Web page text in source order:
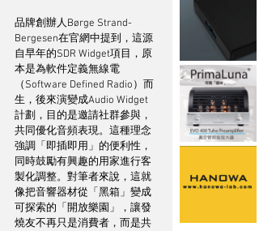
品牌創辦人Børge Strand-
Bergesen在官網中提到，這源
自早年的SDR Widget項目，原
本是為軟件定義無線電
（Software Defined Radio）而
生，後來演變成Audio Widget
計劃，目的是邀請社群參與，
共同優化音頻表現。這種理念
強調「即插即用」的便利性，
同時鼓勵有興趣的用家進行客
製化調整。對筆者來說，這就
像把音響器材從「黑箱」變成
可探索的「開放樂園」，讓發
燒友不再只是消費者，而是共